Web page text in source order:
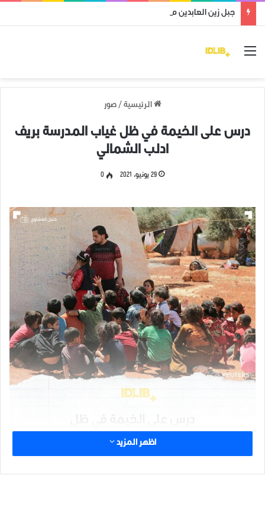
جبل زين العابدين محرر من قوات النظام وميليشياته
القائمة
الرئيسية / صور
درس على الخيمة في ظل غياب المدرسة بريف
ادلب الشمالي
29 يونيو، 2021 0
شارك هذا الموضوع:
اظهر المزيد